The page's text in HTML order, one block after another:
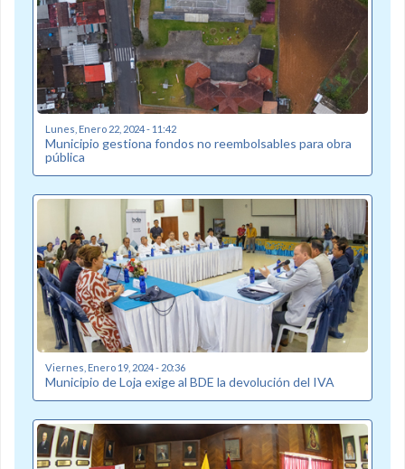
Lunes, Enero 22, 2024 - 11:42
Municipio gestiona fondos no reembolsables para obra
pública
Viernes, Enero 19, 2024 - 20:36
Municipio de Loja exige al BDE la devolución del IVA